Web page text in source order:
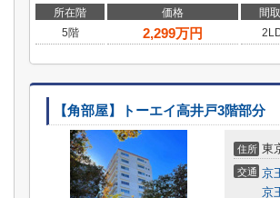
所在階 価格 間
5階
2,299万円
【角部屋】トーエイ高井戸3階部分
住所 東
交通 京
京